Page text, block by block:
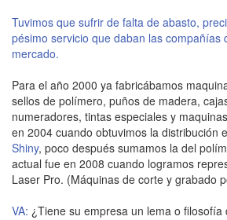
Tuvimos que sufrir de falta de abasto,
pésimo servicio que daban las compañías
mercado.
Para el año 2000 ya fabricábamos
sellos de polímero, puños de madera,
numeradores, tintas especiales y
en 2004 cuando obtuvimos la distribución
Shiny, poco después sumamos la del
actual fue en 2008 cuando logramos
Laser Pro. (Máquinas de corte y grabado
VA: ¿Tiene su empresa un lema o filosofía